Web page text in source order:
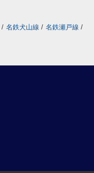
/ 名鉄犬山線 / 名鉄瀬戸線 /